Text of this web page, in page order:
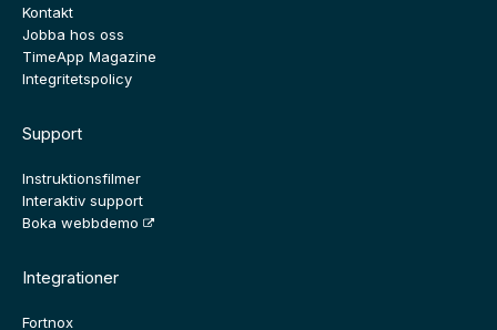
Kontakt
Jobba hos oss
TimeApp Magazine
Integritetspolicy
Support
Instruktionsfilmer
Interaktiv support
Boka webbdemo
Integrationer
Fortnox